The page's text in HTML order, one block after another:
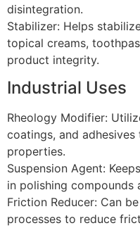
disintegration.
Stabilizer: Helps
topical creams,
product integrity.
Industrial Uses
Rheology Modifier:
coatings, and
properties.
Suspension Agent:
in polishing compounds
Friction Reducer: Can
processes to reduce